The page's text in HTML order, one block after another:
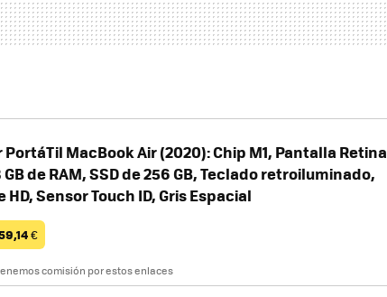
MacBook Air (2020): Chip M1, Pantalla Retina
de RAM, SSD de 256 GB, Teclado retroiluminado,
Sensor Touch ID, Gris Espacial
€
comisión por estos enlaces